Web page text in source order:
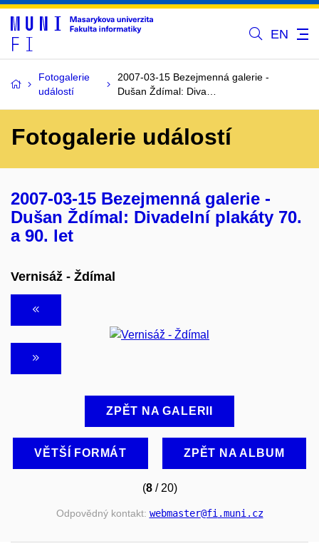
EN
Fotogalerie
událostí
2007-03-15 Bezejmenná galerie -
Dušan Ždímal: Diva…
Fotogalerie událostí
2007-03-15 Bezejmenná galerie -
Dušan Ždímal: Divadelní plakáty 70.
a 90. let
Vernisáž - Ždímal
ZPĚT NA GALERII
VĚTŠÍ FORMÁT ZPĚT NA ALBUM
(8/ 20)
Odpovědný kontakt: webmaster@fi.muni.cz